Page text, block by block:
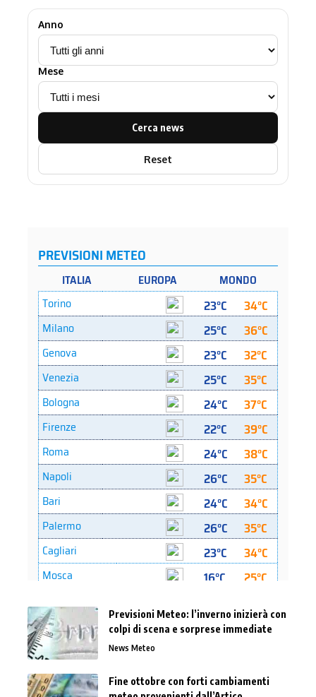
Anno
Mese
Cerca news
Reset
Previsioni Meteo: l’inverno inizierà con
colpi di scena e sorprese immediate
News Meteo
Fine ottobre con forti cambiamenti